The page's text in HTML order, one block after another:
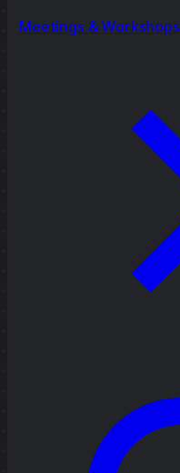
Meetings & Workshops